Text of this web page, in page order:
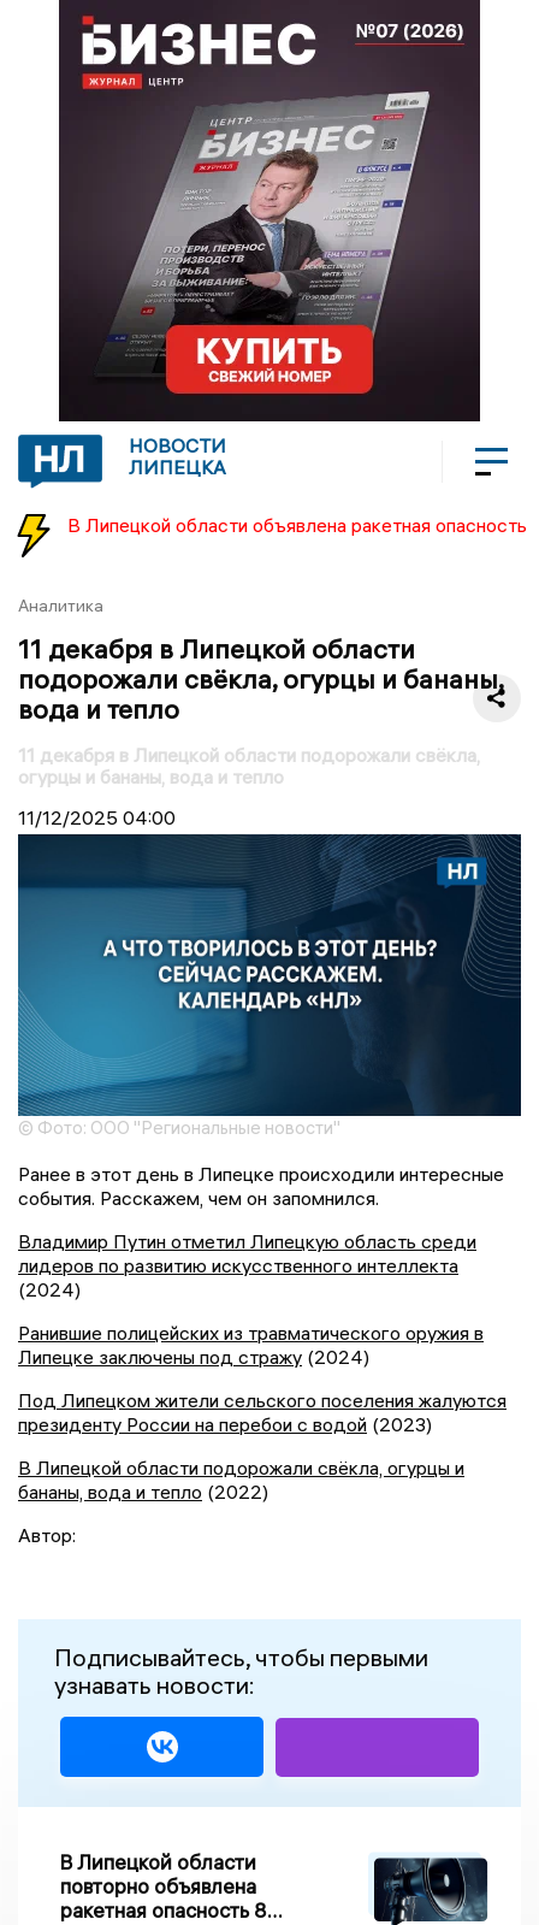
НОВОСТИ
ЛИПЕЦКА
В Липецкой области объявлена ракетная опасность
Аналитика
11 декабря в Липецкой области
подорожали свёкла, огурцы и бананы,
вода и тепло
11 декабря в Липецкой области подорожали свёкла,
огурцы и бананы, вода и тепло
11/12/2025 04:00
© Фото: ООО "Региональные новости"
Ранее в этот день в Липецке происходили интересные
события. Расскажем, чем он запомнился.
Владимир Путин отметил Липецкую область среди
лидеров по развитию искусственного интеллекта
(2024)
Ранившие полицейских из травматического оружия в
Липецке заключены под стражу (2024)
Под Липецком жители сельского поселения жалуются
президенту России на перебои с водой (2023)
В Липецкой области подорожали свёкла, огурцы и
бананы, вода и тепло (2022)
Автор:
Подписывайтесь, чтобы первыми
узнавать новости:
В Липецкой области
повторно объявлена
ракетная опасность 8